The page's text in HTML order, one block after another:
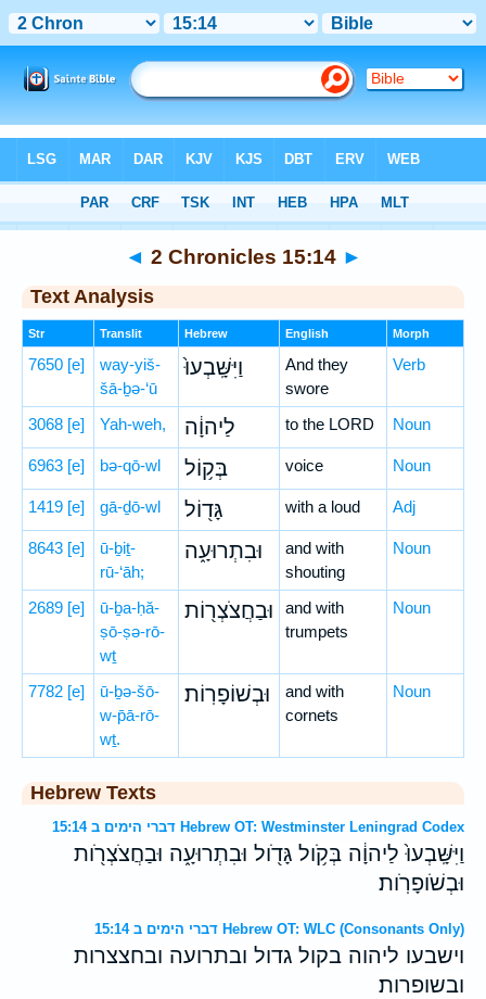
> 2 Chronicles 15:14
◄ 2 Chronicles 15:14 ►
Text Analysis
Str Translit Hebrew English Morph
7650 [e]
way-yiš-
šā-ḇə-‘ū
וַיִּשָּֽׁבְעוּ֙
And they
swore
Verb
3068 [e] Yah-weh, לַיהוָ֔ה to the LORD Noun
6963 [e] bə-qō-wl בְּק֥וֹל voice Noun
1419 [e] gā-ḏō-wl גָּד֖וֹל with a loud Adj
8643 [e]
ū-ḇiṯ-
rū-‘āh;
וּבִתְרוּעָ֑ה
and with
shouting
Noun
2689 [e]
ū-ḇa-ḥă-
ṣō-ṣə-rō-
wṯ
וּבַחֲצֹצְר֖וֹת
and with
trumpets
Noun
7782 [e]
ū-ḇə-šō-
w-p̄ā-rō-
wṯ.
וּבְשׁוֹפָרֽוֹת׃
and with
cornets
Noun
Hebrew Texts
דברי הימים ב 15:14 Hebrew OT: Westminster Leningrad Codex
וַיִּשָּֽׁבְעוּ֙ לַיהוָ֔ה בְּקֹ֥ול גָּדֹ֖ול וּבִתְרוּעָ֑ה וּבַחֲצֹצְרֹ֖ות
וּבְשֹׁופָרֹֽות׃
דברי הימים ב 15:14 Hebrew OT: WLC (Consonants Only)
וישבעו ליהוה בקול גדול ובתרועה ובחצצרות
ובשופרות׃